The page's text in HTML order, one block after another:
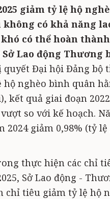
giảm tỷ lệ hộ
có khả năng
có thể hoàn
Lao động Thương
quyết Đại hội Đảng bộ
hộ nghèo bình quân
kết quả giai đoạn
so với kế hoạch.
2024 giảm 0,98% (tỷ
thực hiện các chỉ
Sở Lao động -
tiêu giảm tỷ lệ hộ